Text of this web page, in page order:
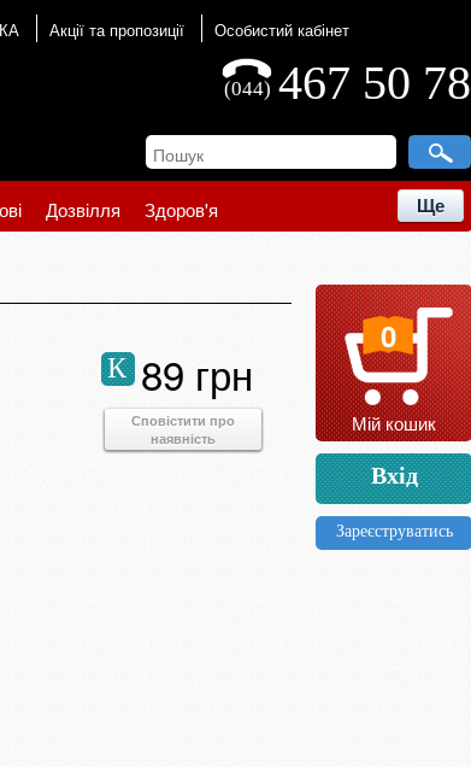
Акції та пропозиції Особистий кабінет
467 50 78
(044)
Дозвілля Здоров'я Ще
89 грн
К
Сповістити про
наявність
0
Мій кошик
Вхід
Зареєструватись